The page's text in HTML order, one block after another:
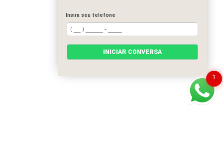
1
Insira seu telefone
INICIAR CONVERSA